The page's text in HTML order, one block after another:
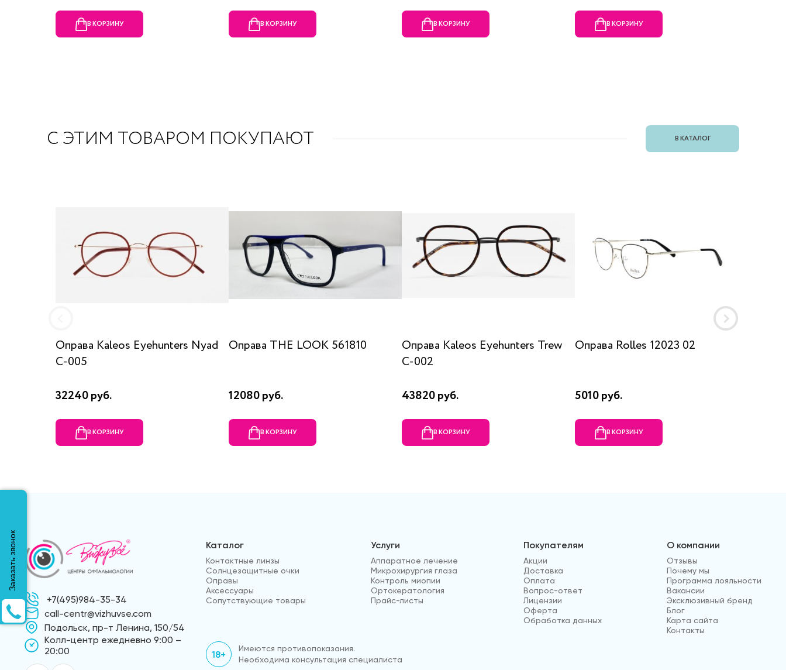
В КОРЗИНУ В КОРЗИНУ В КОРЗИНУ В КОРЗИНУ
С ЭТИМ ТОВАРОМ ПОКУПАЮТ В КАТАЛОГ
Оправа Kaleos Eyehunters Nyad
C-005
32240 руб.
В КОРЗИНУ
Оправа THE LOOK 561810
12080 руб.
В КОРЗИНУ
Оправа Kaleos Eyehunters Trew
C-002
43820 руб.
В КОРЗИНУ
Оправа Rolles 12023 02
5010 руб.
В КОРЗИНУ
+7(495)984-35-34
call-centr@vizhuvse.com
Подольск, пр-т Ленина, 150/54
Kолл-центр ежедневно 9:00 –
20:00
Каталог
Контактные линзы
Солнцезащитные очки
Оправы
Аксессуары
Сопутствующие товары
Услуги
Аппаратное лечение
Микрохирургия глаза
Контроль миопии
Ортокератология
Прайс-листы
Покупателям
Акции
Доставка
Оплата
Вопрос-ответ
Лицензии
Оферта
Обработка данных
О компании
Отзывы
Почему мы
Программа лояльности
Вакансии
Эксклюзивный бренд
Блог
Карта сайта
Контакты
18+
Имеются противопоказания.
Необходима консультация специалиста
Заказать звонок